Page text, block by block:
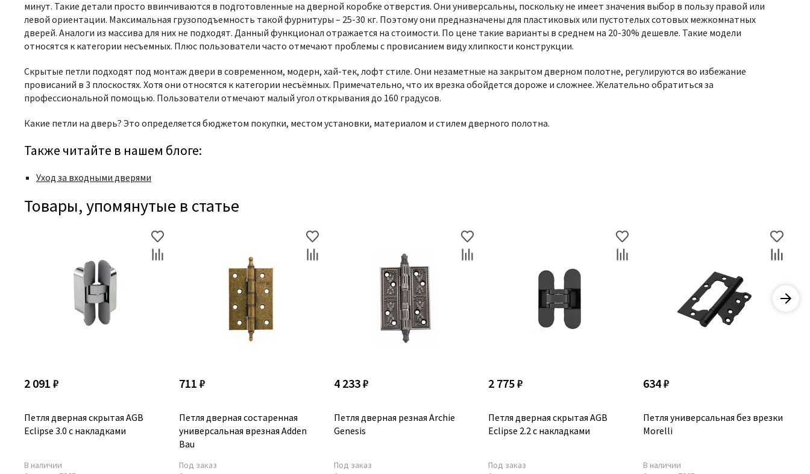
минут. Такие детали просто ввинчиваются в подготовленные на дверной коробке отверстия. Они универсальны, поскольку не имеет значения выбор в пользу правой или
левой ориентации. Максимальная грузоподъемность такой фурнитуры – 25-30 кг. Поэтому они предназначены для пластиковых или пустотелых сотовых межкомнатных
дверей. Аналоги из массива для них не подходят. Данный функционал отражается на стоимости. По цене такие варианты в среднем на 20-30% дешевле. Такие модели
относятся к категории несъемных. Плюс пользователи часто отмечают проблемы с провисанием виду хлипкости конструкции.
Скрытые петли подходят под монтаж двери в современном, модерн, хай-тек, лофт стиле. Они незаметные на закрытом дверном полотне, регулируются во избежание
провисаний в 3 плоскостях. Хотя они относятся к категории несъёмных. Примечательно, что их врезка обойдется дороже и сложнее. Желательно обратиться за
профессиональной помощью. Пользователи отмечают малый угол открывания до 160 градусов.
Какие петли на дверь? Это определяется бюджетом покупки, местом установки, материалом и стилем дверного полотна.
Также читайте в нашем блоге:
Уход за входными дверями
Товары, упомянутые в статье
2 091 ₽
Петля дверная скрытая AGB
Eclipse 3.0 с накладками
В наличии
711 ₽
Петля дверная состаренная
универсальная врезная Adden
Bau
Под заказ
4 233 ₽
Петля дверная резная Archie
Genesis
Под заказ
2 775 ₽
Петля дверная скрытая AGB
Eclipse 2.2 с накладками
Под заказ
634 ₽
Петля универсальная без врезки
Morelli
В наличии